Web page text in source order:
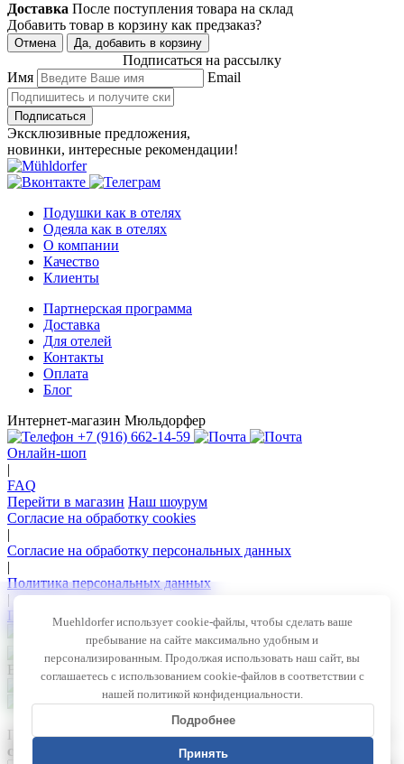
Доставка После поступления товара на склад
Добавить товар в корзину как предзаказ?
Отмена Да, добавить в корзину
Подписаться на рассылку
Имя
Email
Подписаться
Эксклюзивные предложения,
новинки, интересные рекомендации!
Подушки как в отелях
Одеяла как в отелях
О компании
Качество
Клиенты
Партнерская программа
Доставка
Для отелей
Контакты
Оплата
Блог
Интернет-магазин Мюльдорфер
+7 (916) 662-14-59
Онлайн-шоп
|
FAQ
Перейти в магазин Наш шоурум
Согласие на обработку cookies
|
Согласие на обработку персональных данных
|
Политика персональных данных
|
Политика конфиденциальности
Все права защищены © 2026 — Muehldorfer
Внимание! Секретные акции!
Подпишитесь на рассылку сейчас и не пропустите ни одного
секретного предложения или скидки!
Muehldorfer использует cookie-файлы, чтобы сделать ваше
пребывание на сайте максимально удобным и
персонализированным. Продолжая использовать наш сайт, вы
соглашаетесь с использованием cookie-файлов в соответствии с
нашей политикой конфиденциальности.
Подробнее
Принять